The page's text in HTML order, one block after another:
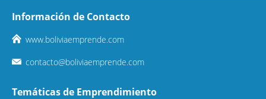
Información de Contacto
www.boliviaemprende.com
contacto@boliviaemprende.com
Temáticas de Emprendimiento